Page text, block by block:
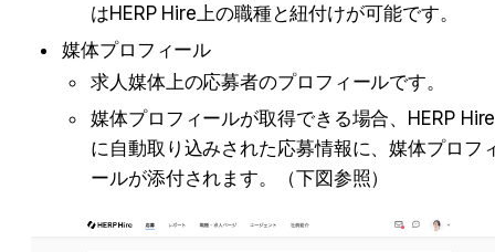
はHERP Hire上の職種と紐付けが可能です。
媒体プロフィール
求人媒体上の応募者のプロフィールです。
媒体プロフィールが取得できる場合、HERP Hire
に自動取り込みされた応募情報に、媒体プロフ
ールが添付されます。（下図参照）